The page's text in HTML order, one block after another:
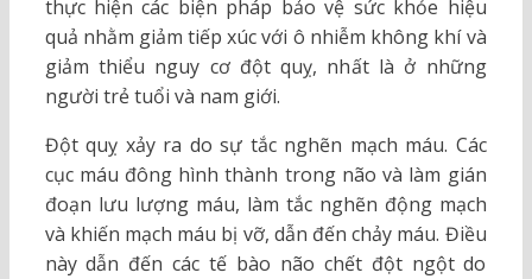
thực hiện các biện pháp bảo vệ sức khỏe hiệu
quả nhằm giảm tiếp xúc với ô nhiễm không khí và
giảm thiểu nguy cơ đột quỵ, nhất là ở những
người trẻ tuổi và nam giới.
Đột quỵ xảy ra do sự tắc nghẽn mạch máu. Các
cục máu đông hình thành trong não và làm gián
đoạn lưu lượng máu, làm tắc nghẽn động mạch
và khiến mạch máu bị vỡ, dẫn đến chảy máu. Điều
này dẫn đến các tế bào não chết đột ngột do